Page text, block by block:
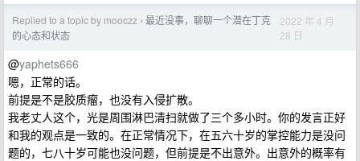
Replied to a topic by mooczz › 最近没事，聊聊一个潜在丁克
的心态和状态
2022 年 4 月
28 日
@yaphets666
嗯，正常的话。
前提是不是胶质瘤，也没有入侵扩散。
我老丈人这个，光是周围淋巴清扫就做了三个多小时。你的发言正好
和我的观点是一致的。在正常情况下，在五六十岁的掌控能力是没问
题的，七八十岁可能也没问题，但前提是不出意外。出意外的概率有